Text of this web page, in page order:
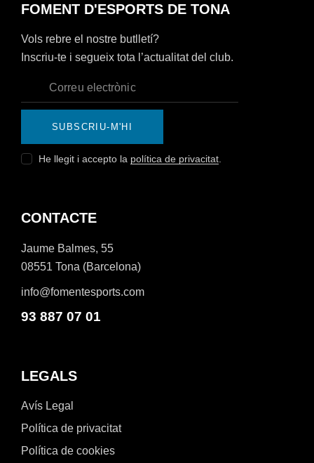
FOMENT D'ESPORTS DE TONA
Vols rebre el nostre butlletí?
Inscriu-te i segueix tota l’actualitat del club.
SUBSCRIU-M'HI
He llegit i accepto la política de privacitat
CONTACTE
Jaume Balmes, 55
08551 Tona (Barcelona)
info@fomentesports.com
93 887 07 01
LEGALS
Avís Legal
Política de privacitat
Política de cookies